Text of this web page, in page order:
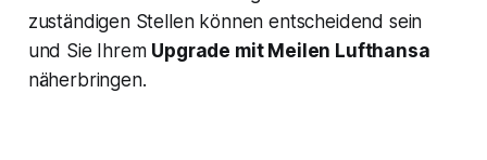
zuständigen Stellen können entscheidend sein
und Sie Ihrem Upgrade mit Meilen Lufthansa
näherbringen.